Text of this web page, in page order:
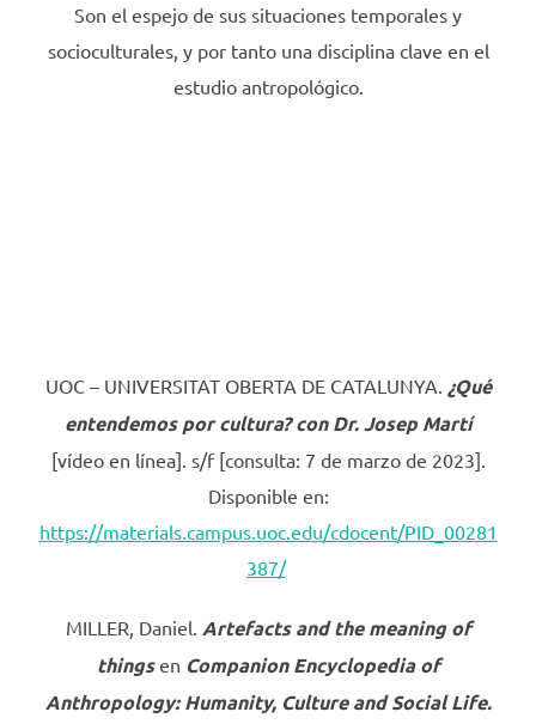
Son el espejo de sus situaciones temporales y
socioculturales, y por tanto una disciplina clave en el
estudio antropológico.
UOC – UNIVERSITAT OBERTA DE CATALUNYA. ¿Qué
entendemos por cultura? con Dr. Josep Martí
[vídeo en línea]. s/f [consulta: 7 de marzo de 2023].
Disponible en:
https://materials.campus.uoc.edu/cdocent/PID_00281
387/
MILLER, Daniel. Artefacts and the meaning of
thingsen Companion Encyclopedia of
Anthropology: Humanity, Culture and Social Life.